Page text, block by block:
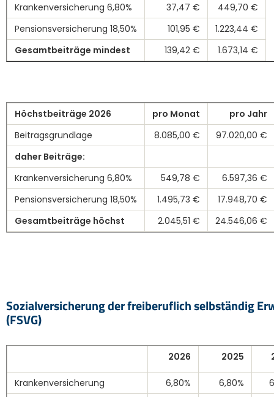
Krankenversicherung 6,80%
37,47 €
449,70 €
Pensionsversicherung 18,50%
101,95 €
1.223,44 €
Gesamtbeiträge mindest
139,42 € 1.673,14 €
Höchstbeiträge 2026 pro Monat
pro Jahr
Beitragsgrundlage
8.085,00 €
97.020,00 €
daher Beiträge:
Krankenversicherung 6,80%
549,78 €
6.597,36 €
Pensionsversicherung 18,50%
1.495,73 €
17.948,70 €
Gesamtbeiträge höchst
2.045,51 € 24.546,06 €
Sozialversicherung der freiberuflich selbständig
(FSVG)
2026 2025
Krankenversicherung 6,80% 6,80%